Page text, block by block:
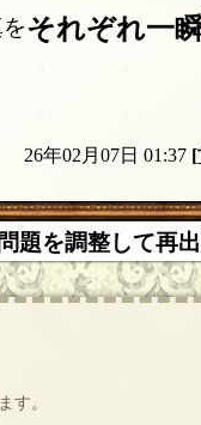
それぞれ一
26年02月07日 01:37 [
題を調整して再出
す。